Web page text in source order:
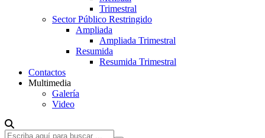
Trimestral
Sector Público Restringido
Ampliada
Ampliada Trimestral
Resumida
Resumida Trimestral
Contactos
Multimedia
Galería
Video